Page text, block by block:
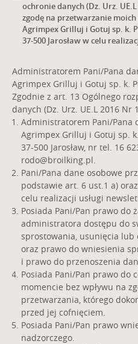
ochronie danych (Dz. Urz.
zgodę na przetwarzanie
Agrimpex Grilluj i Gotuj sp. k.
37-500 Jarosław w celu
Administratorem Pani/Pana
Agrimpex Grilluj i Gotuj sp. k.
Zgodnie z art. 13 Ogólnego
danych (Dz. Urz. UE.L 2016 Nr
Administratorem Pani/Pana
Agrimpex Grilluj i Gotuj sp.
37-500 Jarosław, nr tel. 16
rodo@broilking.pl.
Pani/Pana dane osobowe
podstawie art. 6 ust.1 a)
celu realizacji usługi
Posiada Pani/Pan prawo do
administratora dostępu do
sprostowania, usunięcia
oraz prawo do wniesienia
i prawo do przenoszenia
Posiada Pani/Pan prawo do
momencie bez wpływu na
przetwarzania, którego
przed jej cofnięciem.
Posiada Pani/Pan prawo
nadzorczego.